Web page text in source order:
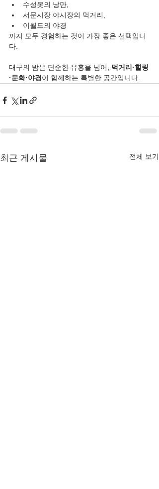
수성못의 낭만,
서문시장 야시장의 먹거리,
이월드의 야경
까지 모두 경험하는 것이 가장 좋은 선택입니
다.
대구의 밤은 단순한 유흥을 넘어, 먹거리·힐링
·문화·야경이 함께하는 특별한 공간입니다.
최근 게시물 전체 보기